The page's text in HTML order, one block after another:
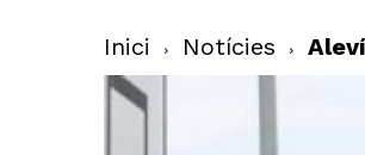
Inici Notícies